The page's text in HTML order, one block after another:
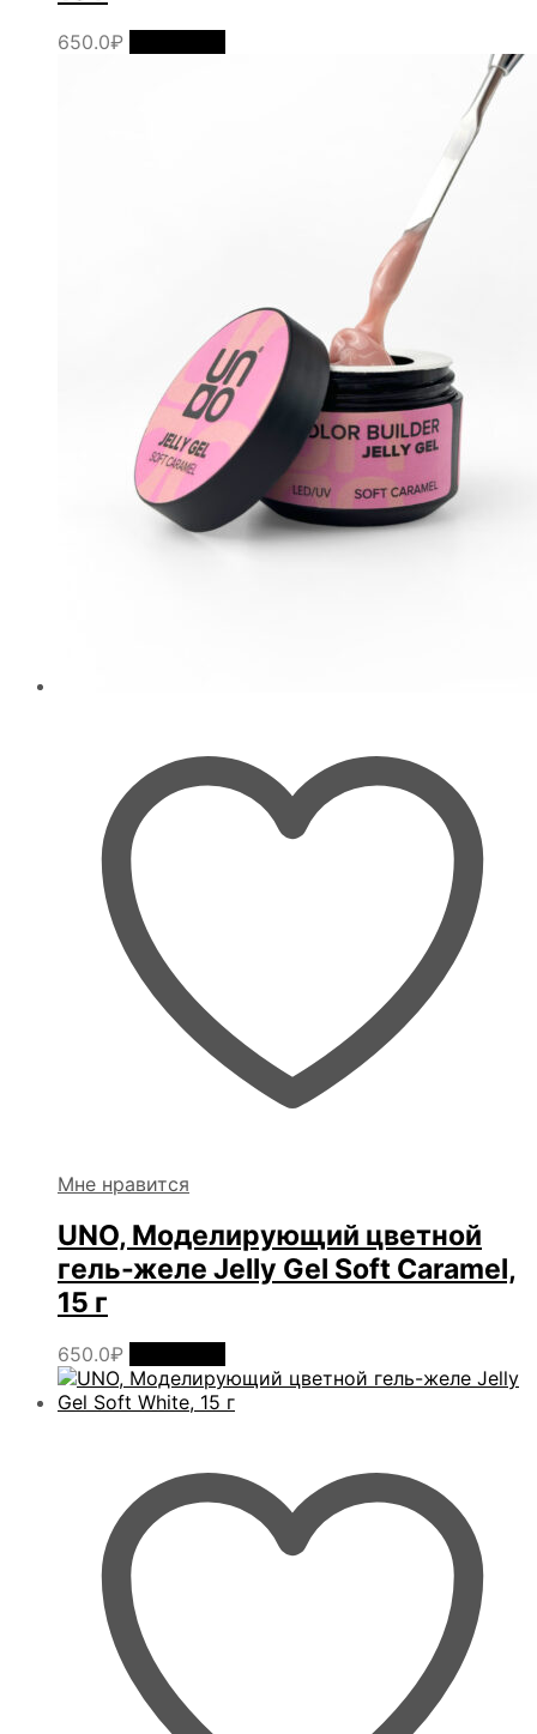
650.0₽
Мне нравится
UNO, Моделирующий цветной
гель-желе Jelly Gel Soft Caramel,
15 г
650.0₽